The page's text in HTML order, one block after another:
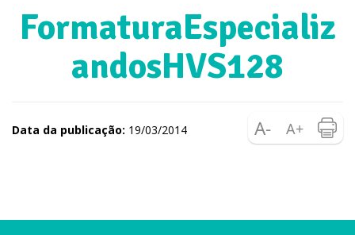
FormaturaEspecializ
andosHVS128
Data da publicação: 19/03/2014